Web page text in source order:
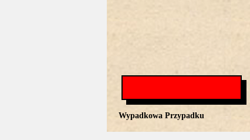
Wypadkowa Przypadku